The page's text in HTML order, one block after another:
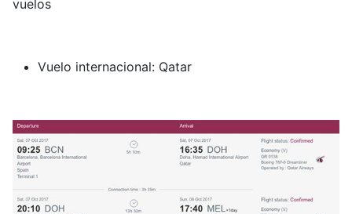
vuelos
Vuelo internacional: Qatar